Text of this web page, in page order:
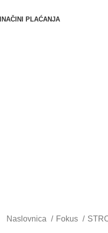
NAČINI PLAĆANJA
Naslovnica Fokus